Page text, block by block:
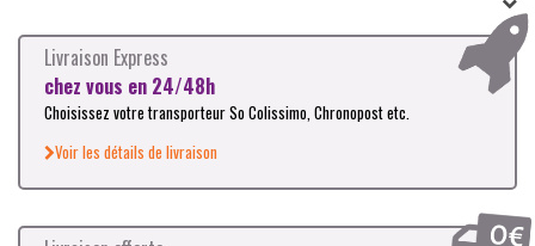
Livraison Express
chez vous en 24/48h
Choisissez votre transporteur So Colissimo, Chronopost etc.
Voir les détails de livraison